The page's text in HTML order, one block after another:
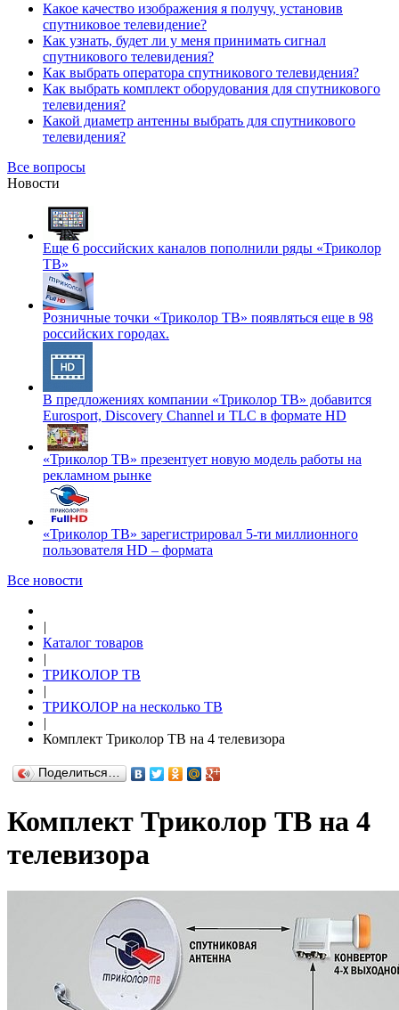
Какое качество изображения я получу, установив
спутниковое телевидение?
Как узнать, будет ли у меня принимать сигнал
спутникового телевидения?
Как выбрать оператора спутникового телевидения?
Как выбрать комплект оборудования для спутникового
телевидения?
Какой диаметр антенны выбрать для спутникового
телевидения?
Все вопросы
Новости
Еще 6 российских каналов пополнили ряды «Триколор
ТВ»
Розничные точки «Триколор ТВ» появляться еще в 98
российских городах.
В предложениях компании «Триколор ТВ» добавится
Eurosport, Discovery Channel и TLC в формате HD
«Триколор ТВ» презентует новую модель работы на
рекламном рынке
«Триколор ТВ» зарегистрировал 5-ти миллионного
пользователя HD – формата
Все новости
|
Каталог товаров
|
ТРИКОЛОР ТВ
|
ТРИКОЛОР на несколько ТВ
|
Комплект Триколор ТВ на 4 телевизора
Поделиться…
Комплект Триколор ТВ на 4
телевизора